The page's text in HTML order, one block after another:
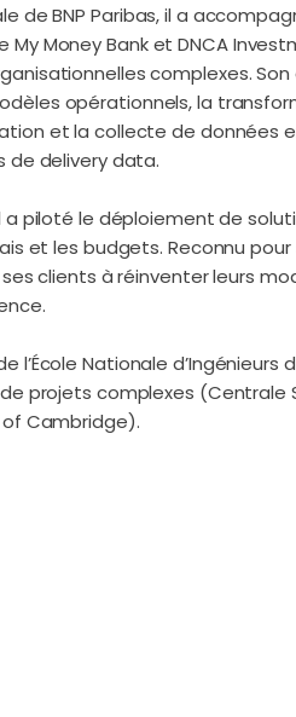
de BNP Paribas, il a
Money Bank et DNCA
complexes. Son
opérationnels, la
et la collecte de données
de delivery data.
a piloté le déploiement de
et les budgets. Reconnu
clients à réinventer leurs
l’École Nationale
projets complexes (Centrale
Cambridge).